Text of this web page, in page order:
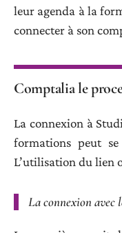
leur agenda à la
connecter à son
Comptalia le
La connexion à
formations peut
L’utilisation du lien
La connexion avec